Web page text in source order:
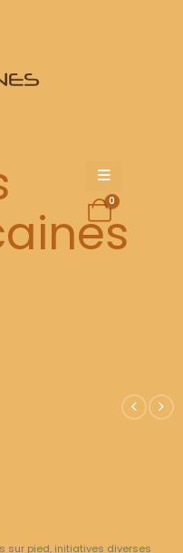
0
sur pied, initiatives diverses